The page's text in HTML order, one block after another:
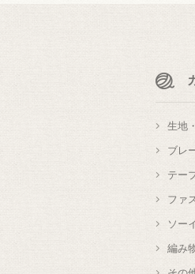
生地
ブレ
テー
ファ
ソー
編み